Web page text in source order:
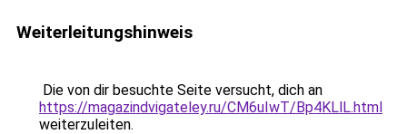
Weiterleitungshinweis
Die von dir besuchte Seite versucht, dich an
https://magazindvigateley.ru/CM6uIwT/Bp4KLlL.html
weiterzuleiten.